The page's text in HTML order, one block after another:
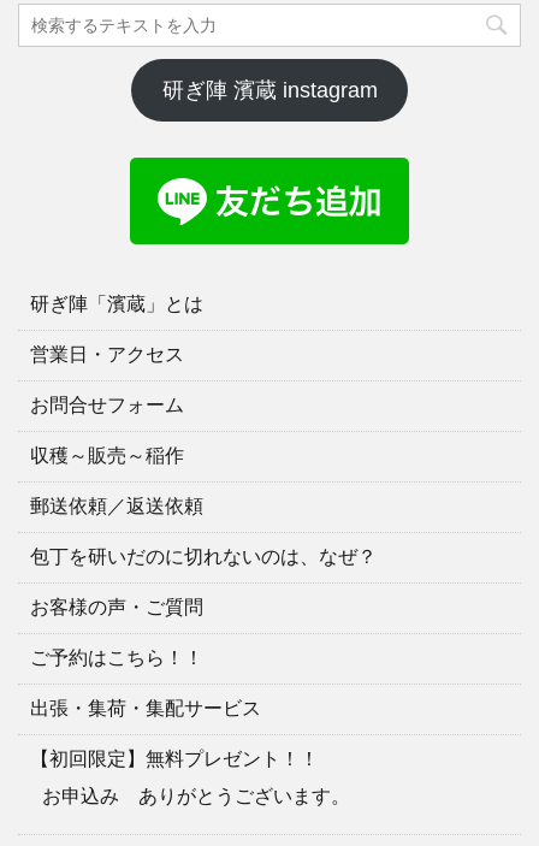
研ぎ陣 濱蔵 instagram
研ぎ陣「濱蔵」とは
営業日・アクセス
お問合せフォーム
収穫～販売～稲作
郵送依頼／返送依頼
包丁を研いだのに切れないのは、なぜ？
お客様の声・ご質問
ご予約はこちら！！
出張・集荷・集配サービス
【初回限定】無料プレゼント！！
お申込み ありがとうございます。